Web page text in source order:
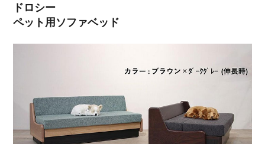
ドロシー
ペット用ソファベッド